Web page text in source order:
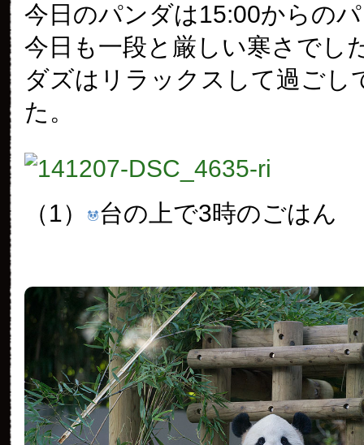
今日のパンダは15:00からの
今日も一段と厳しい寒さでし
ダズはリラックスして過ごし
た。
（1） 台の上で3時のごはん